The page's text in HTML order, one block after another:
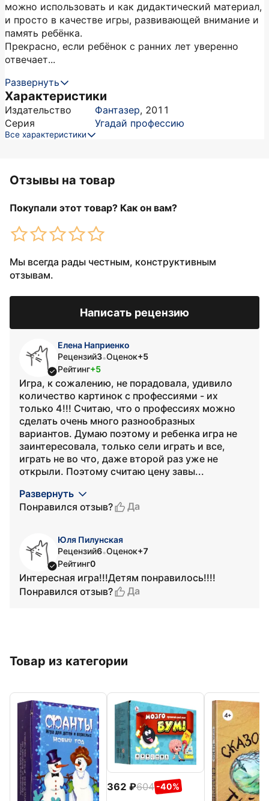
можно использовать и как дидактический материал,
и просто в качестве игры, развивающей внимание и
память ребёнка.
Прекрасно, если ребёнок с ранних лет уверенно
отвечает...
Развернуть
Характеристики
Издательство Фантазер, 2011
Серия
Угадай профессию
Все характеристики
Отзывы на товар
Покупали этот товар? Как он вам?
Мы всегда рады честным, конструктивным
отзывам.
Написать рецензию
Елена Наприенко
Рецензий3•Оценок+5
Рейтинг+5
Игра, к сожалению, не порадовала, удивило
количество картинок с профессиями - их
только 4!!! Считаю, что о профессиях можно
сделать очень много разнообразных
вариантов. Думаю поэтому и ребенка игра не
заинтересовала, только сели играть и все,
играть не во что, даже второй раз уже не
открыли. Поэтому считаю цену завы...
Развернуть
Понравился отзыв?
Да
Юля Пилунская
Рецензий6•Оценок+7
Рейтинг0
Интересная игра!!!Детям понравилось!!!!
Понравился отзыв?
Да
Товар из категории
362 604 -40%